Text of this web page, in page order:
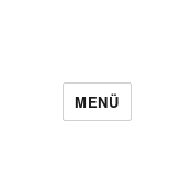
MENÜ